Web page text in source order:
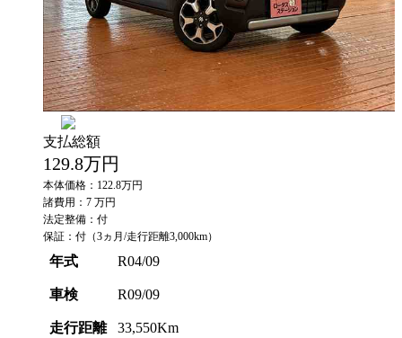
支払総額
129.8万円
本体価格：122.8万円
諸費用：7 万円
法定整備：付
保証：付（3ヵ月/走行距離3,000km）
年式 R04/09
車検 R09/09
走行距離 33,550Km